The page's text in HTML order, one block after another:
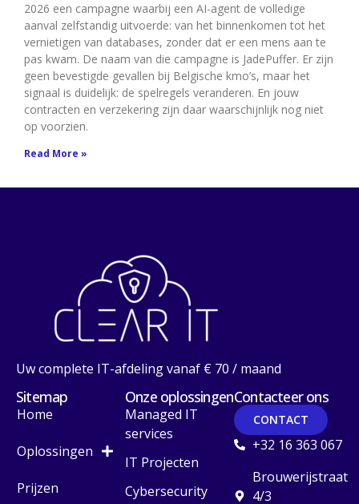
2026 een campagne waarbij een AI-agent de volledige
aanval zelfstandig uitvoerde: van het binnenkomen tot het
vernietigen van databases, zonder dat er een mens aan te
pas kwam. De naam van die campagne is JadePuffer. Er zijn
geen bevestigde gevallen bij Belgische kmo’s, maar het
signaal is duidelijk: de spelregels veranderen. En jouw
contracten en verzekering zijn daar waarschijnlijk nog niet
op voorzien.
Read More »
Uw complete IT-afdeling vanaf € 70 / maand
Sitemap
Home
Oplossingen
Prijzen
Onze oplossingen
Managed IT
services
IT Projecten
Cybersecurity
Contacteer ons
CONTACT
+32 16 363 067
Brouwerijstraat
4/3